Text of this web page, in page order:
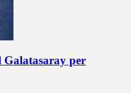
Galatasaray per